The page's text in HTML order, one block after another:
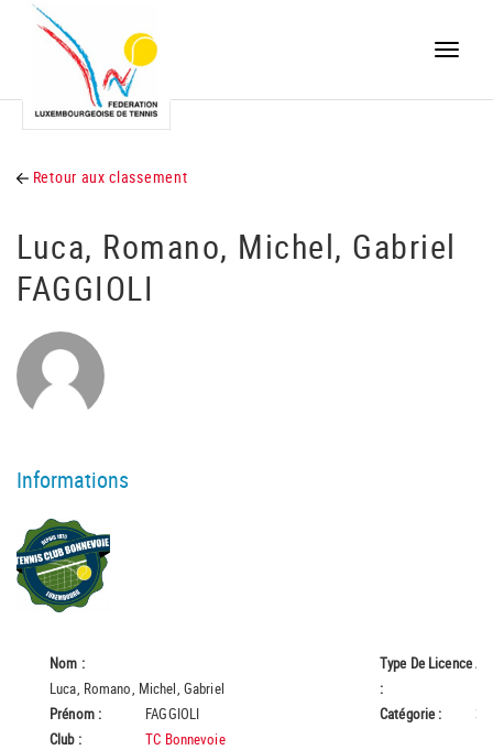
Toggle
Retour aux classement
Luca, Romano, Michel, Gabriel
FAGGIOLI
Informations
Nom :
Luca, Romano, Michel, Gabriel
Prénom :
FAGGIOLI
Club :
TC Bonnevoie
Type De Licence
:
A
Catégorie :